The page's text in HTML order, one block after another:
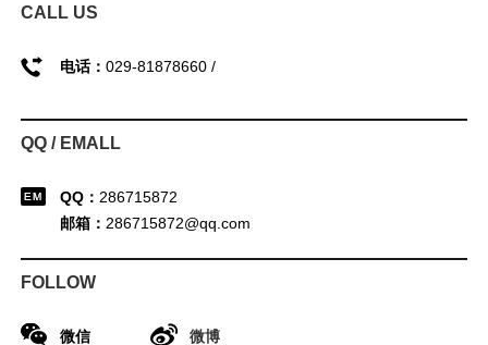
CALL US
电话： 029-81878660 /
QQ / EMALL
QQ： 286715872
邮箱： 286715872@qq.com
FOLLOW
微信 微博